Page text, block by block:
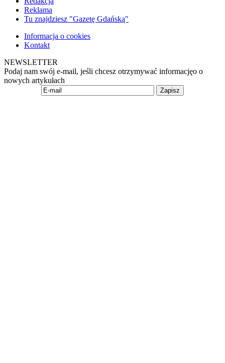
Reklama
Tu znajdziesz "Gazetę Gdańską"
Informacja o cookies
Kontakt
NEWSLETTER
Podaj nam swój e-mail, jeśli chcesz otrzymywać informacjęo o
nowych artykułach
Zapisz